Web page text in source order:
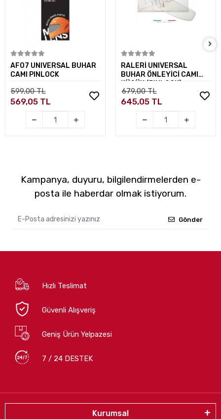
Sepete Ekle
AF07 UNIVERSAL BUHAR
CAMI PINLOCK
599,00 TL
569,05 TL
Sepete Ekle
RALERİ UNIVERSAL
BUHAR ÖNLEYİCİ CAMI
KÜÇÜK (PINLOCK)
679,00 TL
645,05 TL
Kampanya, duyuru, bilgilendirmelerden e-
posta ile haberdar olmak istiyorum.
Gönder
Hızlı Teslimat
Güvenli Alışveriş
Geniş Ürün Yelpazesi
7 / 24 DESTEK
Kurumsal